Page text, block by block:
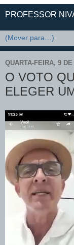
PROFESSOR
QUARTA-FEIRA, 9
O VOTO
ELEGER